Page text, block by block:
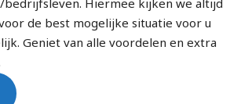
de best mogelijke situatie voor u
Geniet van alle voordelen en extra